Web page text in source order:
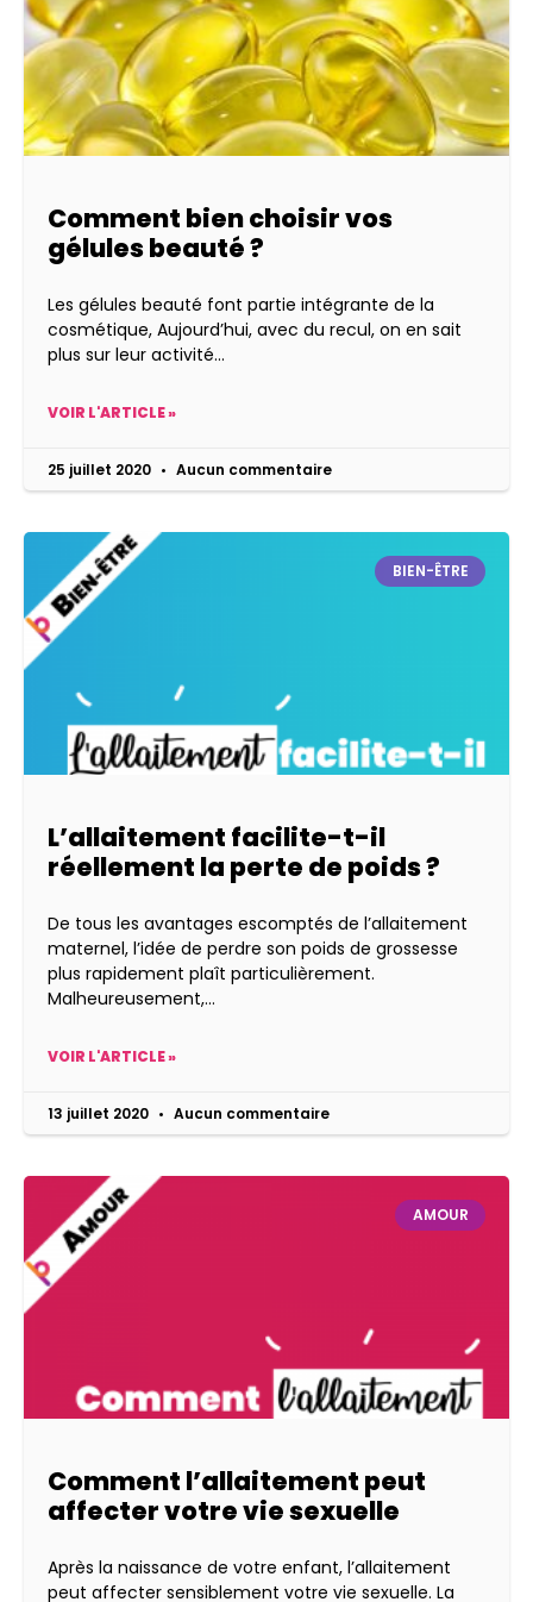
Comment bien choisir vos
gélules beauté ?
Les gélules beauté font partie intégrante de la
cosmétique, Aujourd’hui, avec du recul, on en sait
plus sur leur activité
VOIR L'ARTICLE »
25 juillet 2020 Aucun commentaire
BIEN-ÊTRE
L’allaitement facilite-t-il
réellement la perte de poids ?
De tous les avantages escomptés de l’allaitement
maternel, l’idée de perdre son poids de grossesse
plus rapidement plaît particulièrement.
Malheureusement,
VOIR L'ARTICLE »
13 juillet 2020 Aucun commentaire
AMOUR
Comment l’allaitement peut
affecter votre vie sexuelle
Après la naissance de votre enfant, l’allaitement
peut affecter sensiblement votre vie sexuelle. La